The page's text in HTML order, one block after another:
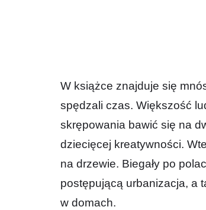
W książce znajduje się
spędzali czas. Większość
skrępowania bawić się na
dziecięcej kreatywności.
na drzewie. Biegały po
postępującą urbanizacja, a
w domach.